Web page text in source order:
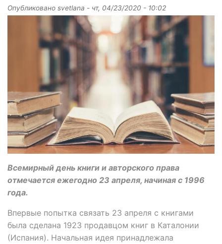
Опубликовано svetlana - чт, 04/23/2020 - 10:02
Всемирный день книги и авторского права
отмечается ежегодно 23 апреля, начиная с 1996
года.
Впервые попытка связать 23 апреля с книгами
была сделана 1923 продавцом книг в Каталонии
(Испания). Начальная идея принадлежала